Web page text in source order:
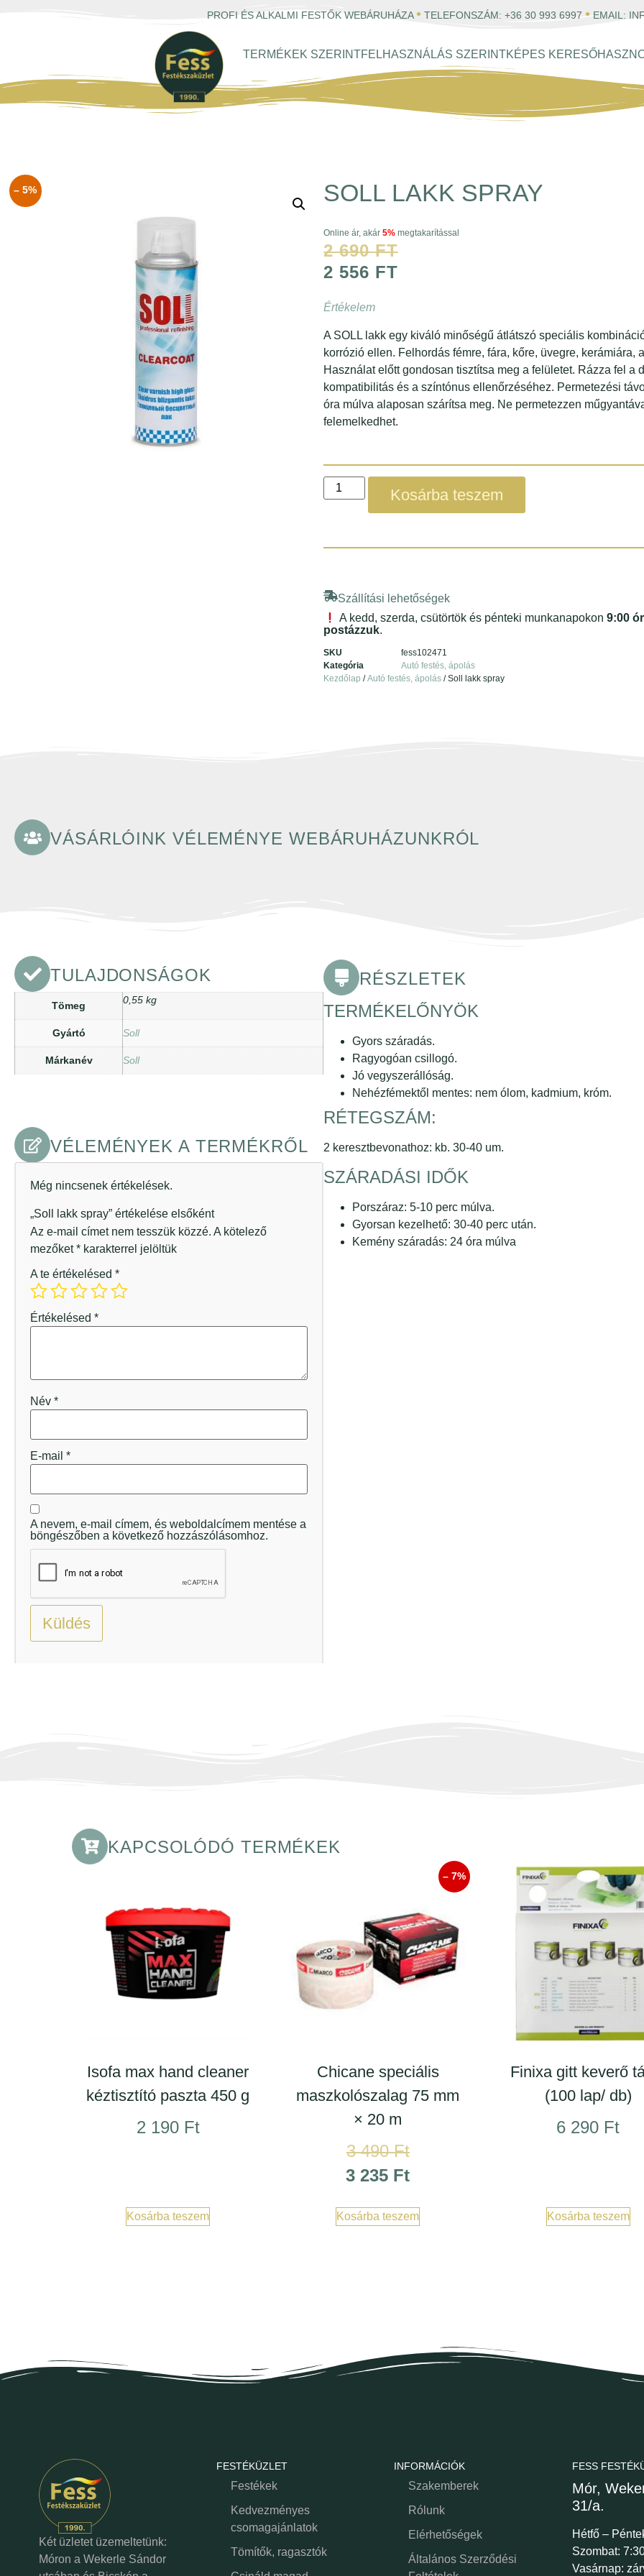
PROFI ÉS ALKALMI FESTŐK WEBÁRUHÁZA •TELEFONSZÁM: +36 30 993 6997 •EMAIL:
TERMÉKEK SZERINTFELHASZNÁLÁS SZERINTKÉPES KERESŐ
– 5% SOLL LAKK SPRAY
Online ár, akár5% megtakarítással
2 690FT
2 556 FT
Értékelem
A SOLL lakk egy kiváló minőségű átlátszó speciális
korrózió ellen. Felhordás fémre, fára, kőre, üvegre, kerámiára,
Használat előtt gondosan tisztítsa meg a felületet. Rázza fel a
kompatibilitás és a színtónus ellenőrzéséhez. Permetezési
óra múlva alaposan szárítsa meg. Ne permetezzen
felemelkedhet.
Kosárba teszem
Szállítási lehetőségek
A kedd, szerda, csütörtök és pénteki munkanapokon 9:00
postázzuk.
SKU
fess102471
Kategória
Autó festés, ápolás
Kezdőlap /Autó festés, ápolás / Soll lakk spray
VÁSÁRLÓINK VÉLEMÉNYE WEBÁRUHÁZUNKRÓL
TULAJDONSÁGOK
Tömeg 0,55 kg
Gyártó Soll
Márkanév Soll
VÉLEMÉNYEK A TERMÉKRŐL
Még nincsenek értékelések.
„Soll lakk spray” értékelése elsőként
Az e-mail címet nem tesszük közzé. A kötelező
mezőket* karakterrel jelöltük
A te értékelésed *
Értékelésed *
Név *
E-mail *
A nevem, e-mail címem, és weboldalcímem mentése a
böngészőben a következő hozzászólásomhoz.
RÉSZLETEK
TERMÉKELŐNYÖK
Gyors száradás.
Ragyogóan csillogó.
Jó vegyszerállóság.
Nehézfémektől mentes: nem ólom, kadmium, króm.
RÉTEGSZÁM:
2 keresztbevonathoz: kb. 30-40 um.
SZÁRADÁSI IDŐK
Porszáraz: 5-10 perc múlva.
Gyorsan kezelhető: 30-40 perc után.
Kemény száradás: 24 óra múlva
KAPCSOLÓDÓ TERMÉKEK
Isofa max hand cleaner
kéztisztító paszta 450 g
2 190 Ft
Kosárba teszem
– 7%
Chicane speciális
maszkolószalag 75 mm
× 20 m
3 490Ft
3 235 Ft
Kosárba teszem
Finixa gitt keverő
(100 lap/ db)
6 290 Ft
Kosárba teszem
Két üzletet üzemeltetünk:
Móron a Wekerle Sándor
FESTÉKÜZLET
Festékek
Kedvezményes
csomagajánlatok
Tömítők, ragasztók
INFORMÁCIÓK
Szakemberek
Rólunk
Elérhetőségek
Általános Szerződési
FESS
Mór,
31/a.
Hétfő –
Szombat:
Vasárnap: